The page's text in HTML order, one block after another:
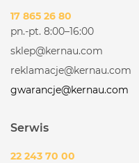
17 865 26 80
pn.-pt. 8:00–16:00
sklep@kernau.com
reklamacje@kernau.com
gwarancje@kernau.com
Serwis
22 243 70 00